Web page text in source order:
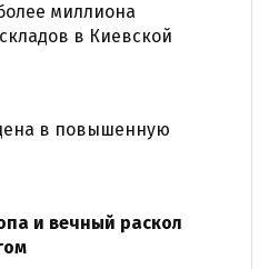
миллиона
в Киевской
в повышенную
и вечный раскол